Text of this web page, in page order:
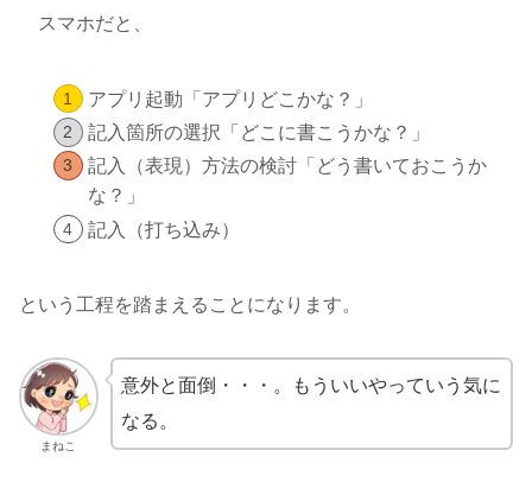
スマホだと、
アプリ起動「アプリどこかな？」
記入箇所の選択「どこに書こうかな？」
記入（表現）方法の検討「どう書いておこうか
な？」
記入（打ち込み）
という工程を踏まえることになります。
まねこ
意外と面倒・・・。もういいやっていう気に
なる。